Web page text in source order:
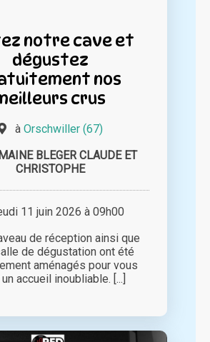
notre cave et
dégustez
nos
crus
à Orschwiller (67)
BLEGER CLAUDE ET
CHRISTOPHE
11 juin 2026 à 09h00
de réception ainsi que
de dégustation ont été
aménagés pour vous
accueil inoubliable. [...]